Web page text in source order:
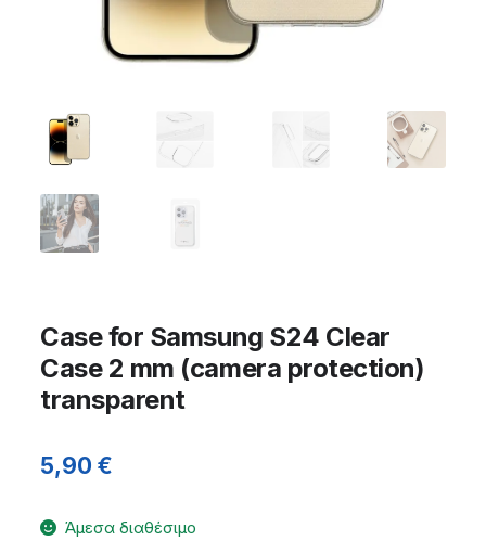
Case for Samsung S24 Clear
Case 2 mm (camera protection)
transparent
5,90€
Άμεσα διαθέσιμο